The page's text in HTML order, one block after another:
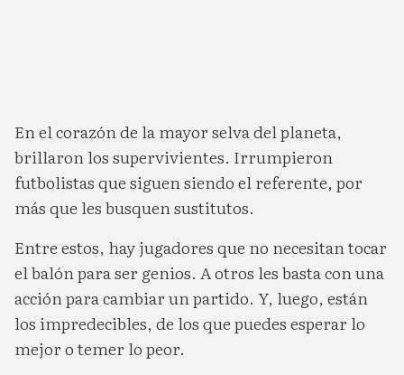
En el corazón de la mayor selva del planeta,
brillaron los supervivientes. Irrumpieron
futbolistas que siguen siendo el referente, por
más que les busquen sustitutos.
Entre estos, hay jugadores que no necesitan tocar
el balón para ser genios. A otros les basta con una
acción para cambiar un partido. Y, luego, están
los impredecibles, de los que puedes esperar lo
mejor o temer lo peor.